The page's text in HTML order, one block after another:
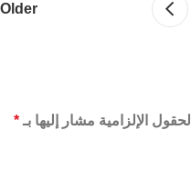
Older
الحقول الإلزامية مشار إليها بـ *